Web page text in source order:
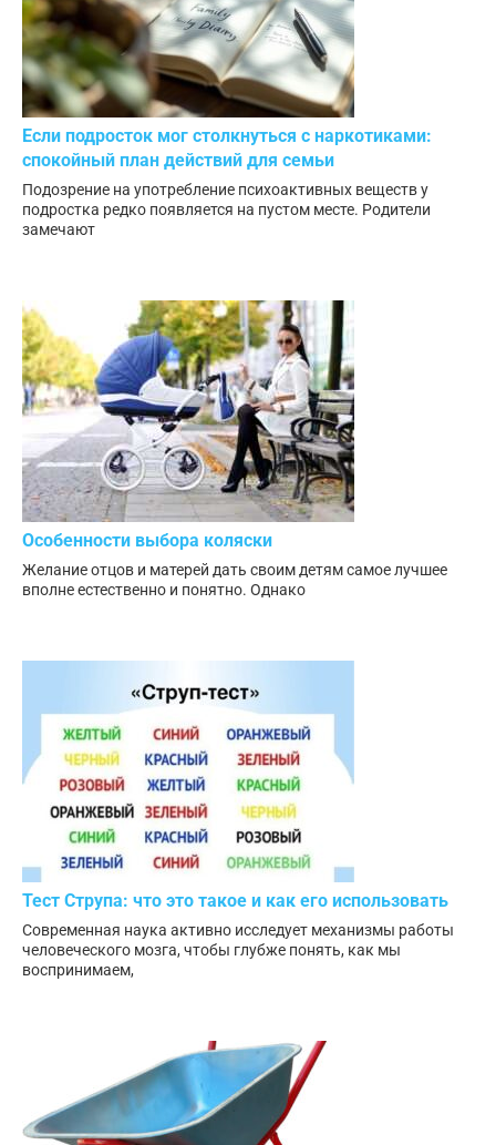
Если подросток мог столкнуться с наркотиками:
спокойный план действий для семьи
Подозрение на употребление психоактивных веществ у
подростка редко появляется на пустом месте. Родители
замечают
Особенности выбора коляски
Желание отцов и матерей дать своим детям самое лучшее
вполне естественно и понятно. Однако
Тест Струпа: что это такое и как его использовать
Современная наука активно исследует механизмы работы
человеческого мозга, чтобы глубже понять, как мы
воспринимаем,